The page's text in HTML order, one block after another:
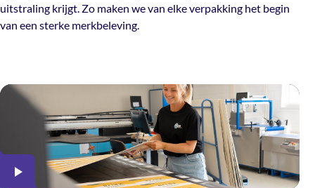
uitstraling krijgt. Zo maken we van elke verpakking het begin
van een sterke merkbeleving.